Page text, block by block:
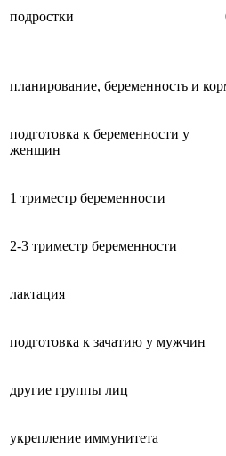
подростки
планирование, беременность и
подготовка к беременности у
женщин
1 триместр беременности
2-3 триместр беременности
лактация
подготовка к зачатию у мужчин
другие группы лиц
укрепление иммунитета